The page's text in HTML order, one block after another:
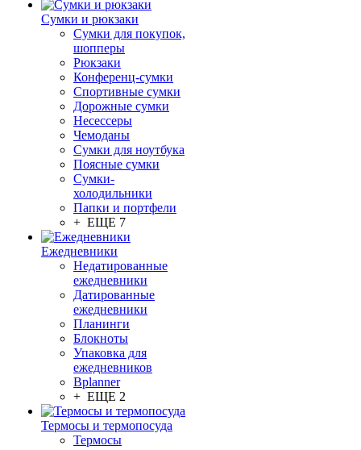
Сумки и рюкзаки
Сумки для покупок,
шопперы
Рюкзаки
Конференц-сумки
Спортивные сумки
Дорожные сумки
Несессеры
Чемоданы
Сумки для ноутбука
Поясные сумки
Сумки-
холодильники
Папки и портфели
+ ЕЩЕ 7
Ежедневники
Недатированные
ежедневники
Датированные
ежедневники
Планинги
Блокноты
Упаковка для
ежедневников
Bplanner
+ ЕЩЕ 2
Термосы и термопосуда
Термосы